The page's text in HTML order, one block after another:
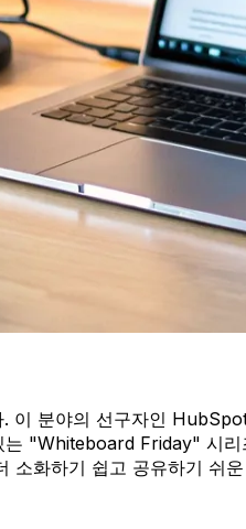
이 분야의 선구자인
"Whiteboard Friday" 시
소화하기 쉽고 공유하기 쉬